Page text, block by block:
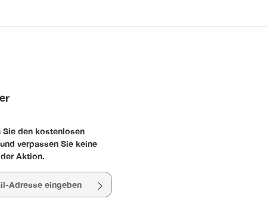
Sie den kostenlosen
verpassen Sie keine
Aktion.